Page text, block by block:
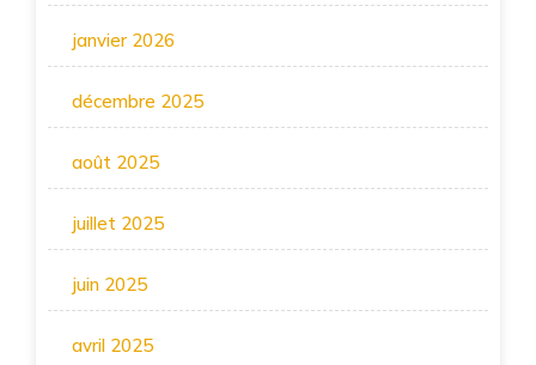
janvier 2026
décembre 2025
août 2025
juillet 2025
juin 2025
avril 2025